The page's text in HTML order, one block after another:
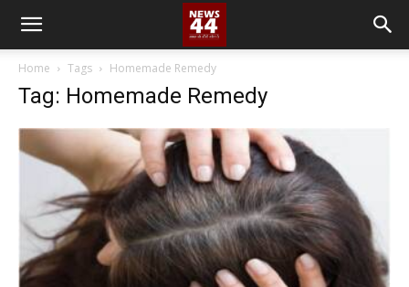
Home Tags Homemade Remedy
Tag: Homemade Remedy